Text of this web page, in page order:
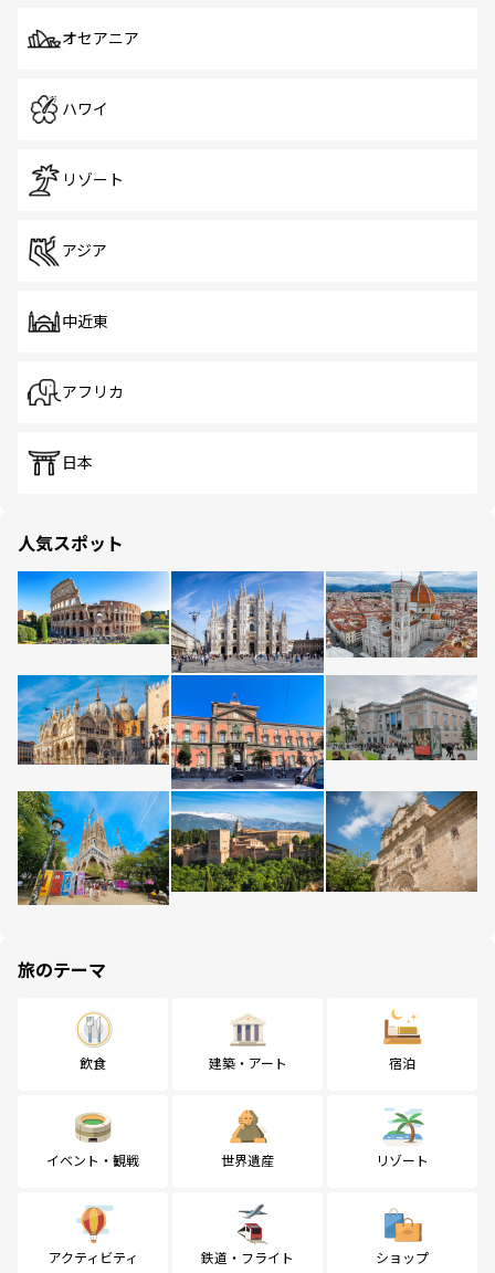
オセアニア
ハワイ
リゾート
アジア
中近東
アフリカ
日本
人気スポット
旅のテーマ
飲食 建築・アート 宿泊
イベント・観戦 世界遺産 リゾート
アクティビティ 鉄道・フライト ショップ